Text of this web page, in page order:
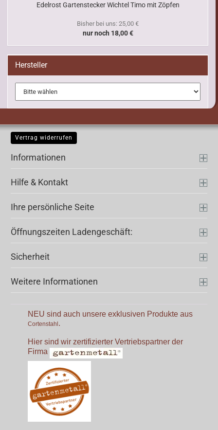
Edelrost Gartenstecker Wichtel Timo mit Zöpfen
Bisher bei uns: 25,00 €
nur noch 18,00 €
Hersteller
Vertrag widerrufen
Informationen
Hilfe & Kontakt
Ihre persönliche Seite
Öffnungszeiten Ladengeschäft:
Sicherheit
Weitere Informationen
NEU sind auch unsere exklusiven Produkte aus
Cortenstahl.
Hier sind wir zertifizierter Vertriebspartner der
Firma